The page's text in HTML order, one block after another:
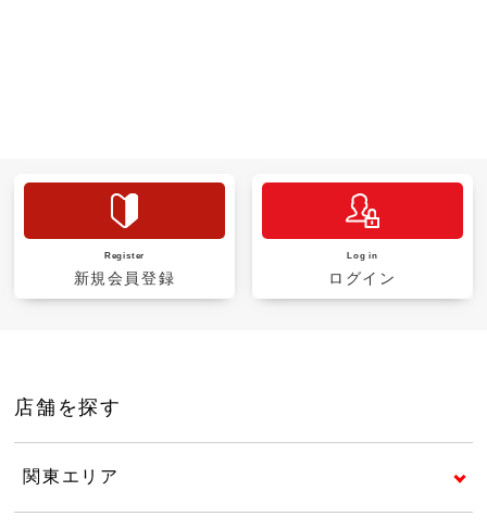
Register
新規会員登録
Log in
ログイン
店舗を探す
関東エリア